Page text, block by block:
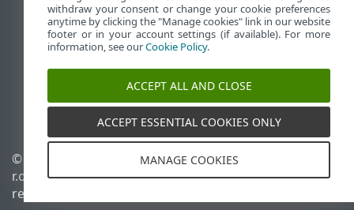
Ver sitio del escritorio
End of Life
Base de conocimiento de ESET
Foro de ESET
ESET Status Portal
Soporte regional
© 1992 - 2026 ESET, spol. s
r.o. - Todos los derechos
reservados.
Administrar perfiles
Política de cookies
withdraw your consent or change your cookie preferences
anytime by clicking the "Manage cookies" link in our website
footer or in your account settings (if available). For more
information, see ourCookie Policy.
ACCEPT ALL AND CLOSE
ACCEPT ESSENTIAL COOKIES ONLY
MANAGE COOKIES